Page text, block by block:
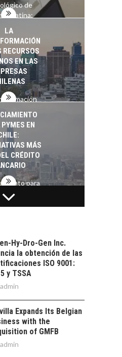
de
Latina:
LA
RECURSOS
EN LAS
humanos en
PYMES EN
MÁS
CRÉDITO
para
en Chile:
queDE
DESDE
CHILE
de las
de
digitales en
EN EL
EL
LOCAL
Hy-Dro-Gen Inc.
la obtención de las
ISO 9001:
y TSSA
admin
Expands Its Belgian
with the
of GMFB
admin